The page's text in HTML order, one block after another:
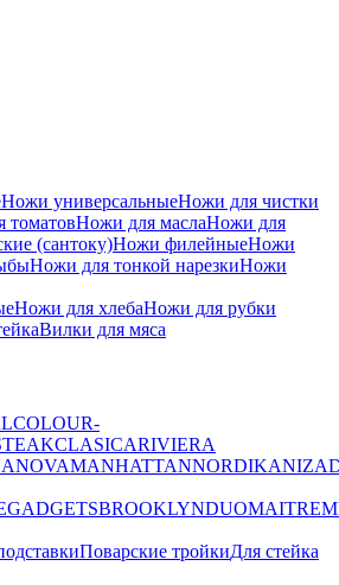
Ножи универсальныеНожи для чистки
томатовНожи для маслаНожи для
(сантоку)Ножи филейныеНожи
Ножи для тонкой нарезкиНожи
Ножи для хлебаНожи для рубки
Вилки для мяса
COLOUR-
CLASICARIVIERA
NOVAMANHATTANNORDIKANIZA
GADGETSBROOKLYNDUOMAITRE
Поварские тройкиДля стейка